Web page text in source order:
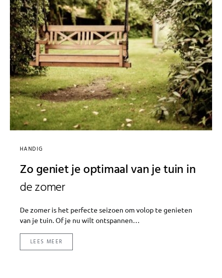
HANDIG
Zo geniet je optimaal van je tuin in
de zomer
De zomer is het perfecte seizoen om volop te genieten
van je tuin. Of je nu wilt ontspannen…
LEES MEER